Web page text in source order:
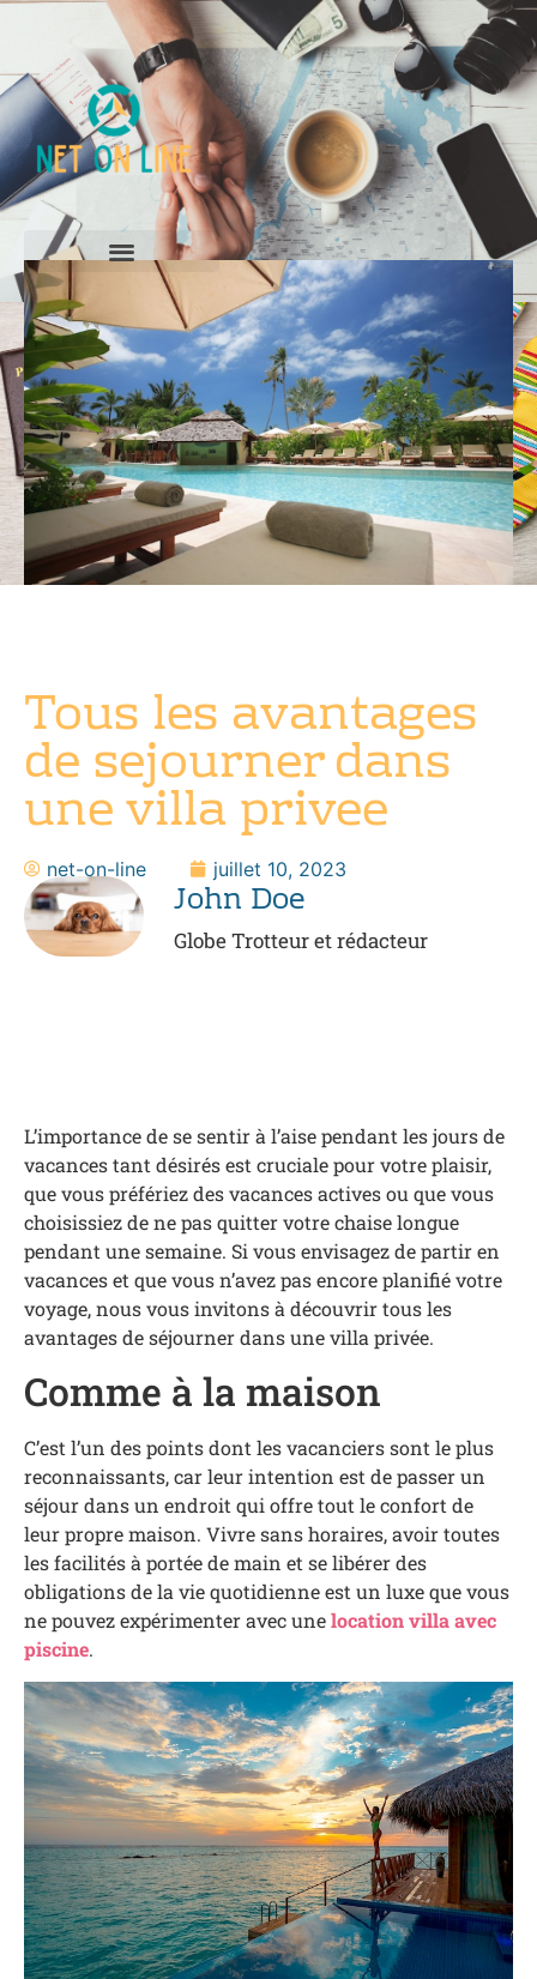
Tous les avantages
de sejourner dans
une villa privee
net-on-line juillet 10, 2023
John Doe
Globe Trotteur et rédacteur
L’importance de se sentir à l’aise pendant les jours de
vacances tant désirés est cruciale pour votre plaisir,
que vous préfériez des vacances actives ou que vous
choisissiez de ne pas quitter votre chaise longue
pendant une semaine. Si vous envisagez de partir en
vacances et que vous n’avez pas encore planifié votre
voyage, nous vous invitons à découvrir tous les
avantages de séjourner dans une villa privée.
Comme à la maison
C’est l’un des points dont les vacanciers sont le plus
reconnaissants, car leur intention est de passer un
séjour dans un endroit qui offre tout le confort de
leur propre maison. Vivre sans horaires, avoir toutes
les facilités à portée de main et se libérer des
obligations de la vie quotidienne est un luxe que vous
ne pouvez expérimenter avec unelocation villa avec
piscine.